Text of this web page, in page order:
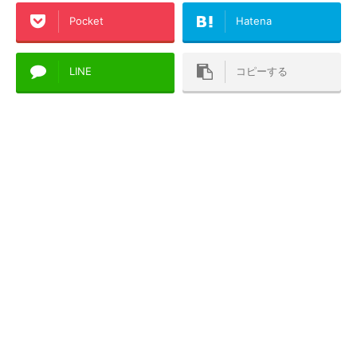
Pocket Hatena
LINE コピーする